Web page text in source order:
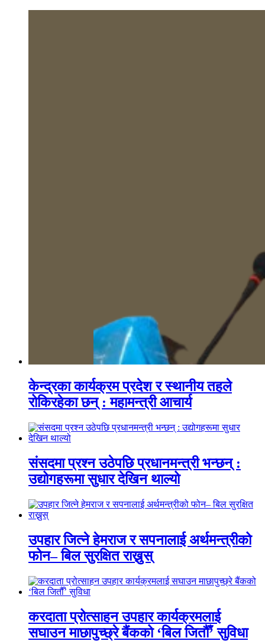
केन्द्रका कार्यक्रम प्रदेश र स्थानीय तहले
रोकिरहेका छन् : महामन्त्री आचार्य
संसदमा प्रश्न उठेपछि प्रधानमन्त्री भन्छन् :
उद्योगहरूमा सुधार देखिन थाल्यो
उपहार जित्ने हेमराज र सपनालाई अर्थमन्त्रीको
फोन– बिल सुरक्षित राख्नुस्
करदाता प्रोत्साहन उपहार कार्यक्रमलाई
सघाउन माछापुच्छ्रे बैंकको ‘बिल जितौँ’ सुविधा